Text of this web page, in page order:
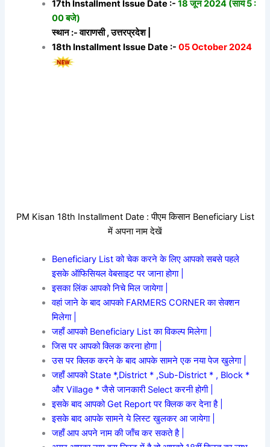
17th Installment Issue Date :-18 जून 2024 (सायं 5 :
00 बजे)
स्थान :- वाराणसी , उत्तरप्रदेश |
18th Installment Issue Date :-05 October 2024
PM Kisan 18th Installment Date : पीएम किसान Beneficiary List
में अपना नाम देखें
Beneficiary List को चेक करने के लिए आपको सबसे पहले
इसके ऑफिसियल वेबसाइट पर जाना होगा |
इसका लिंक आपको निचे मिल जायेगा |
वहां जाने के बाद आपको FARMERS CORNER का सेक्शन
मिलेगा |
जहाँ आपको Beneficiary List का विकल्प मिलेगा |
जिस पर आपको क्लिक करना होगा |
उस पर क्लिक करने के बाद आपके सामने एक नया पेज खुलेगा |
जहाँ आपको State *,District * ,Sub-District * , Block *
और Village * जैसे जानकारी Select करनी होगी |
इसके बाद आपको Get Report पर क्लिक कर देना है |
इसके बाद आपके सामने ये लिस्ट खुलकर आ जायेगा |
जहाँ आप अपने नाम की जाँच कर सकते है |